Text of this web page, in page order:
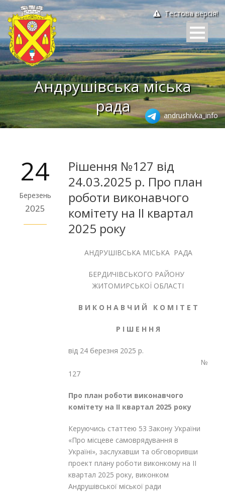
Тестова версія!
Андрушівська міська
рада
andrushivka_info
24
Березень
2025
Рішення №127 від
24.03.2025 р. Про план
роботи виконавчого
комітету на II квартал
2025 року
АНДРУШІВСЬКА МІСЬКА РАДА
БЕРДИЧІВСЬКОГО РАЙОНУ
ЖИТОМИРСЬКОЇ ОБЛАСТІ
В И К О Н А В Ч И Й К О М І Т Е Т
Р І Ш Е Н Н Я
від 24 березня 2025 р.
№
127
Про план роботи виконавчого
комітету на II квартал 2025 року
Керуючись статтею 53 Закону України
«Про місцеве самоврядування в
Україні», заслухавши та обговоривши
проект плану роботи виконкому на II
квартал 2025 року, виконком
Андрушівської міської ради